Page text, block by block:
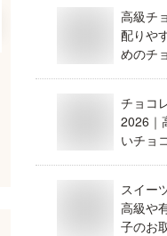
高級チ
配りや
めのチ
チョコ
2026｜
いチョ
スイー
高級や
子のお